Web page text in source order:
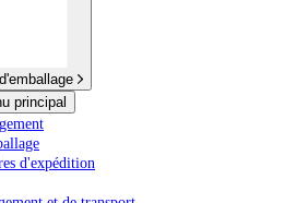
principal
d'expédition